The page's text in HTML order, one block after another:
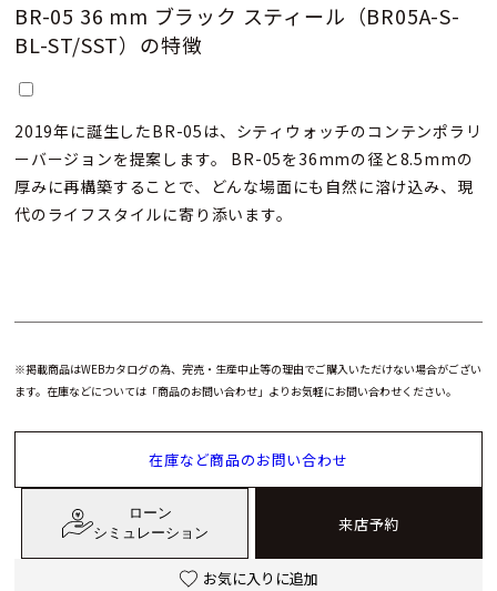
BR-05 36 mm ブラック スティール（BR05A-S-
BL-ST/SST）の特徴
2019年に誕生したBR-05は、シティウォッチのコンテンポラリ
ーバージョンを提案します。 BR-05を36mmの径と8.5mmの
厚みに再構築することで、どんな場面にも自然に溶け込み、現
代のライフスタイルに寄り添います。
※掲載商品はWEBカタログの為、完売・生産中止等の理由でご購入いただけない場合がござい
ます。在庫などについては「商品のお問い合わせ」よりお気軽にお問い合わせください。
在庫など商品のお問い合わせ
ローン
シミュレーション
来店予約
お気に入りに追加